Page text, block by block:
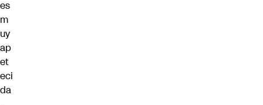
es
m
uy
ap
et
eci
da